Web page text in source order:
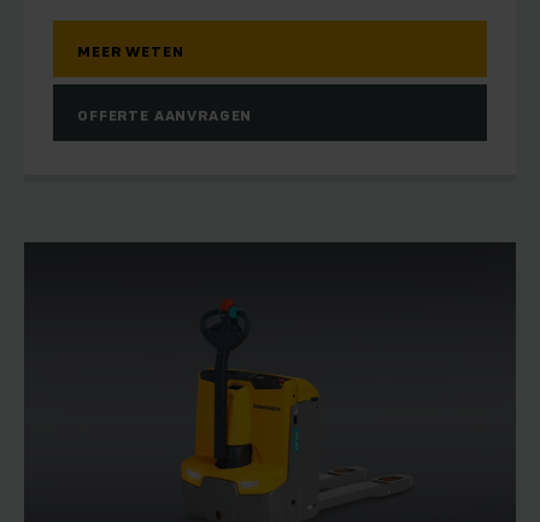
MEER WETEN
OFFERTE AANVRAGEN